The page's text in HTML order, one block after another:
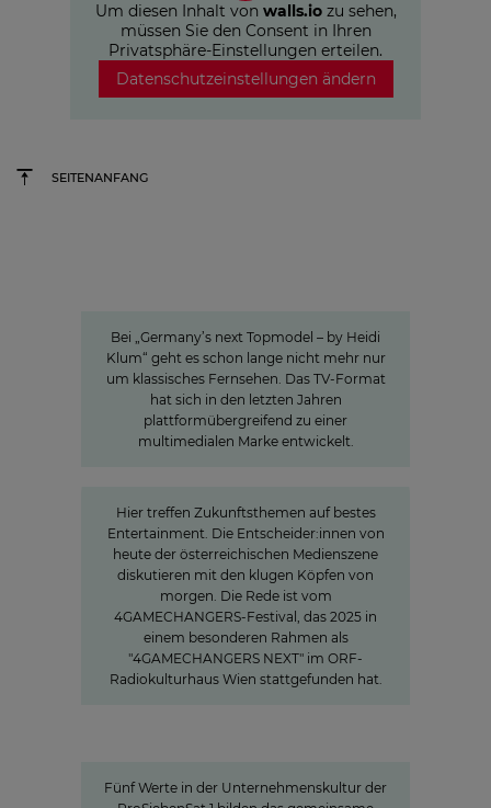
Um diesen Inhalt von walls.iozu sehen,
müssen Sie den Consent in Ihren
Privatsphäre-Einstellungen erteilen.
Datenschutzeinstellungen ändern
SEITENANFANG
Bei „Germany’s next Topmodel – by Heidi
Klum“ geht es schon lange nicht mehr nur
um klassisches Fernsehen. Das TV-Format
hat sich in den letzten Jahren
plattformübergreifend zu einer
multimedialen Marke entwickelt.
Hier treffen Zukunftsthemen auf bestes
Entertainment. Die Entscheider:innen von
heute der österreichischen Medienszene
diskutieren mit den klugen Köpfen von
morgen. Die Rede ist vom
4GAMECHANGERS-Festival, das 2025 in
einem besonderen Rahmen als
"4GAMECHANGERS NEXT" im ORF-
Radiokulturhaus Wien stattgefunden hat.
Fünf Werte in der Unternehmenskultur der